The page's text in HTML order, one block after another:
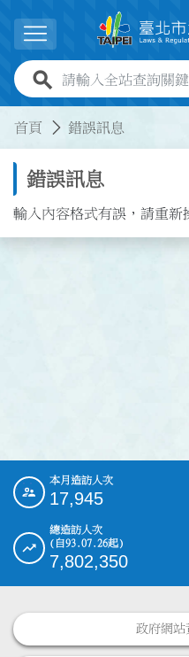
展開選單
全站查詢關鍵字欄位
首頁 錯誤訊息
錯誤訊息
輸入內容格式有誤，請重新
::: 本月造訪人次
17,945
總造訪人次
(自93.07.26起)
7,802,350
政府網站